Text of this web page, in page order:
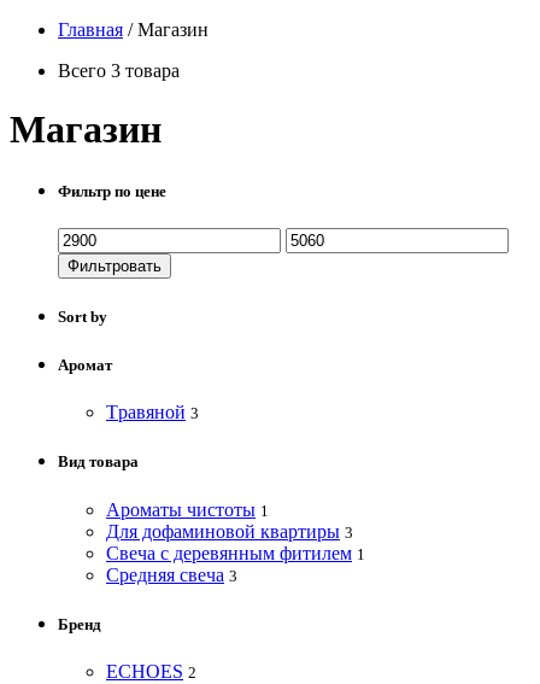
Главная /Магазин
Всего 3 товара
Магазин
Фильтр по цене
Фильтровать
Sort by
Аромат
Tравяной 3
Вид товара
Ароматы чистоты 1
Для дофаминовой квартиры 3
Свеча с деревянным фитилем 1
Средняя свеча 3
Бренд
ECHOES 2